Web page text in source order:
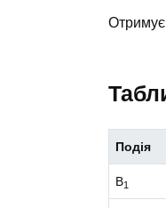
Подія
B1